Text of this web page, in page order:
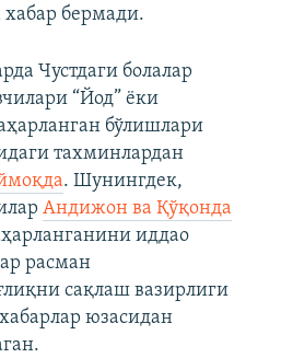
бермади.
Чустдаги болалар
“Йод” ёки
бўлишлари
тахминлардан
. Шунингдек,
Андижон ва Қўқонда
иддао
расман
сақлаш вазирлиги
юзасидан